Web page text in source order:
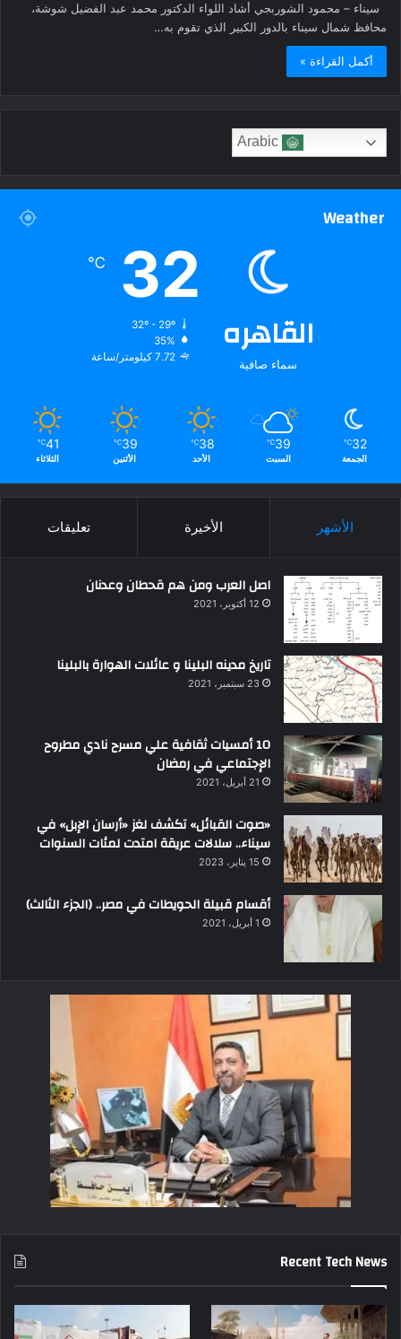
سيناء – محمود الشوربجي أشاد اللواء الدكتور محمد عبد الفضيل شوشة،
محافظ شمال سيناء بالدور الكبير الذي تقوم به…
أكمل القراءة »
Weather
القاهره
سماء صافية
32
℃
32º - 29º
35%
7.72 كيلومتر/ساعة
32
℃
الجمعة
39
℃
السبت
38
℃
الأحد
39
℃
الأثنين
41
℃
الثلاثاء
الأشهر الأخيرة تعليقات
اصل العرب ومن هم قحطان وعدنان
12 أكتوبر، 2021
تاريخ مدينه البلينا و عائلات الهوارة بالبلينا
23 سبتمبر، 2021
10 أمسيات ثقافية علي مسرح نادي مطروح
الإجتماعي في رمضان
21 أبريل، 2021
«صوت القبائل» تكشف لغز «أرسان الإبل» في
سيناء.. سلالات عريقة امتدت لمئات السنوات
15 يناير، 2023
أقسام قبيلة الحويطات في مصر.. (الجزء الثالث)
1 أبريل، 2021
Recent Tech News